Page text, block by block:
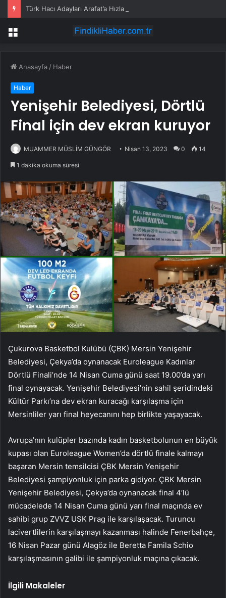
Türk Hacı Adayları Arafat’a Hızla Ulaştı
Menü
Anasayfa / Haber
Haber
Yenişehir Belediyesi, Dörtlü
Final için dev ekran kuruyor
MUAMMER MÜSLİM GÜNGÖR Nisan 13, 2023 0 14
1 dakika okuma süresi
Çukurova Basketbol Kulübü (ÇBK) Mersin Yenişehir
Belediyesi, Çekya’da oynanacak Euroleague Kadınlar
Dörtlü Finali’nde 14 Nisan Cuma günü saat 19.00’da yarı
final oynayacak. Yenişehir Belediyesi’nin sahil şeridindeki
Kültür Parkı’na dev ekran kuracağı karşılaşma için
Mersinliler yarı final heyecanını hep birlikte yaşayacak.
Avrupa’nın kulüpler bazında kadın basketbolunun en büyük
kupası olan Euroleague Women’da dörtlü finale kalmayı
başaran Mersin temsilcisi ÇBK Mersin Yenişehir
Belediyesi şampiyonluk için parka gidiyor. ÇBK Mersin
Yenişehir Belediyesi, Çekya’da oynanacak final 4’lü
mücadelede 14 Nisan Cuma günü yarı final maçında ev
sahibi grup ZVVZ USK Prag ile karşılaşacak. Turuncu
lacivertlilerin karşılaşmayı kazanması halinde Fenerbahçe,
16 Nisan Pazar günü Alagöz ile Beretta Famila Schio
karşılaşmasının galibi ile şampiyonluk maçına çıkacak.
İlgili Makaleler